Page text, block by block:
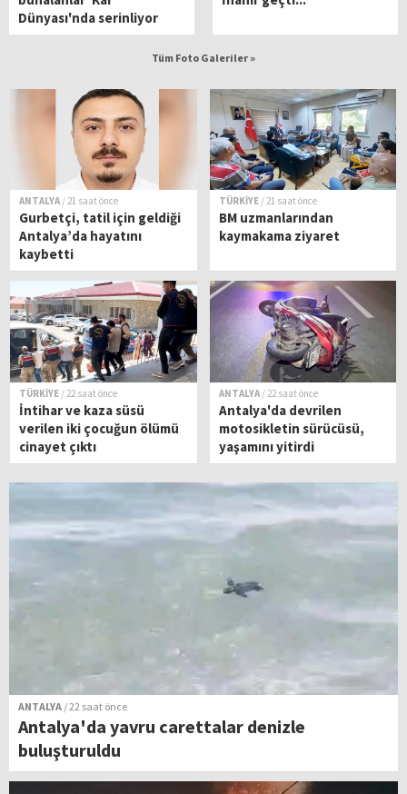
Dünyası'nda serinliyor
Tüm Foto Galeriler »
ANTALYA / 21 saat önce
Gurbetçi, tatil için geldiği
Antalya’da hayatını
kaybetti
TÜRKİYE / 21 saat önce
BM uzmanlarından
kaymakama ziyaret
TÜRKİYE / 22 saat önce
İntihar ve kaza süsü
verilen iki çocuğun ölümü
cinayet çıktı
ANTALYA / 22 saat önce
Antalya'da devrilen
motosikletin sürücüsü,
yaşamını yitirdi
ANTALYA / 22 saat önce
Antalya'da yavru carettalar denizle
buluşturuldu